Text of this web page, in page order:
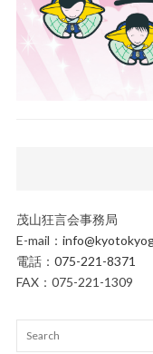
茂山狂言会事務局
E-mail：
電話： 075-221-8371
FAX：075-221-1309